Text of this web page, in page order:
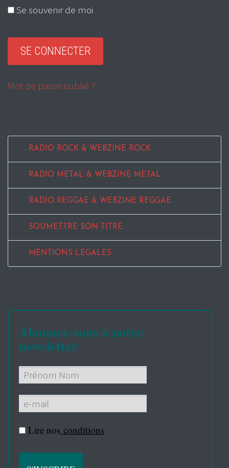
Se souvenir de moi
Mot de passe oublié ?
RADIO ROCK & WEBZINE ROCK
RADIO METAL & WEBZINE METAL
RADIO REGGAE & WEBZINE REGGAE
SOUMETTRE SON TITRE
MENTIONS LEGALES
Abonnez-vous à notre
newsletter
Lire nos conditions